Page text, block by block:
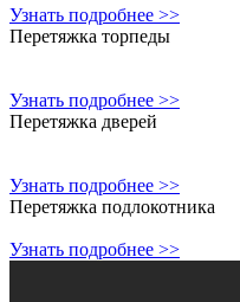
Узнать подробнее >>
Перетяжка торпеды
Узнать подробнее >>
Перетяжка дверей
Узнать подробнее >>
Перетяжка подлокотника
Узнать подробнее >>